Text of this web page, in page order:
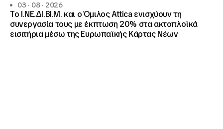
03 · 08 · 2026
Το Ι.ΝΕ.ΔΙ.ΒΙ.Μ. και o Όμιλος Attica ενισχύουν τη
συνεργασία τους με έκπτωση 20% στα ακτοπλοϊκά
εισιτήρια μέσω της Ευρωπαϊκής Κάρτας Νέων